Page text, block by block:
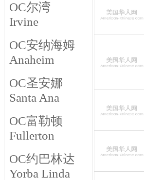
OC尔湾
Irvine
OC安纳海姆
Anaheim
OC圣安娜
Santa Ana
OC富勒顿
Fullerton
OC约巴林达
Yorba Linda